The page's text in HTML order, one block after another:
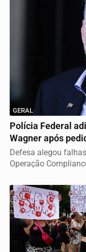
GERAL
Polícia Federal
Wagner após
Defesa alegou
Operação